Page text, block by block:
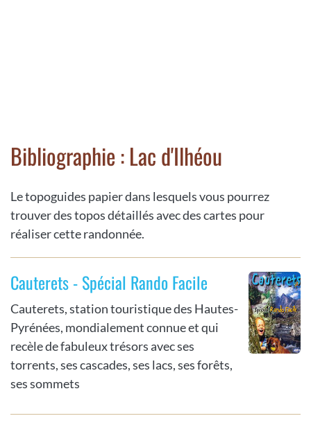
Bibliographie : Lac d'Ilhéou
Le topoguides papier dans lesquels vous pourrez
trouver des topos détaillés avec des cartes pour
réaliser cette randonnée.
Cauterets - Spécial Rando Facile
Cauterets, station touristique des Hautes-
Pyrénées, mondialement connue et qui
recèle de fabuleux trésors avec ses
torrents, ses cascades, ses lacs, ses forêts,
ses sommets